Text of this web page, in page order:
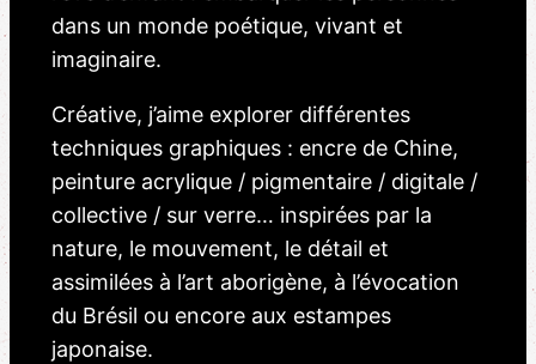
dans un monde poétique, vivant et
imaginaire.
Créative, j’aime explorer différentes
techniques graphiques : encre de Chine,
peinture acrylique / pigmentaire / digitale /
collective / sur verre… inspirées par la
nature, le mouvement, le détail et
assimilées à l’art aborigène, à l’évocation
du Brésil ou encore aux estampes
japonaise.